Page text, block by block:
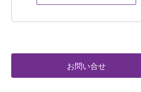
お問い合せ